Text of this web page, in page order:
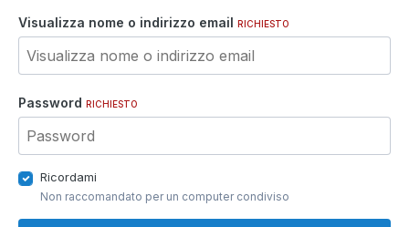
Visualizza nome o indirizzo email RICHIESTO
Password RICHIESTO
Ricordami
Non raccomandato per un computer condiviso